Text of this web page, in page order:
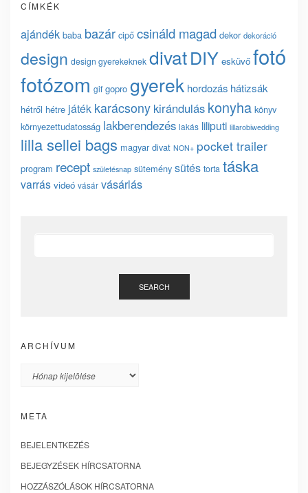
CÍMKÉK
ajándék baba bazár cipő csináld magad dekor dekoráció
design design gyerekeknek divatDIY esküvő fotó
fotózom gif gopro gyerek hordozás hátizsák
hétről hétre játék karácsony kirándulás konyha könyv
környezettudatosság lakberendezés lakás liliputi lillarobiwedding
lilla sellei bags magyar divat NON+ pocket trailer
program recept születésnap sütemény sütés torta táska
varrás videó vásár vásárlás
SEARCH
ARCHÍVUM
Archívum
META
BEJELENTKEZÉS
BEJEGYZÉSEK HÍRCSATORNA
HOZZÁSZÓLÁSOK HÍRCSATORNA